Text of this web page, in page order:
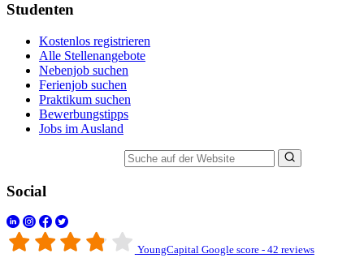
Studenten
Kostenlos registrieren
Alle Stellenangebote
Nebenjob suchen
Ferienjob suchen
Praktikum suchen
Bewerbungstipps
Jobs im Ausland
Social
YoungCapital Google score - 42 reviews